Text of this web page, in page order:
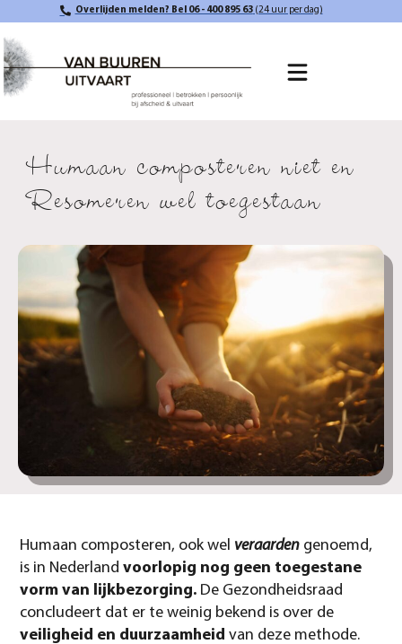
Overlijden melden? Bel 06 - 400 895 63(24 uur per dag)
Humaan composteren niet en
Resomeren wel toegestaan
Humaan composteren, ook wel veraarden genoemd,
is in Nederlandvoorlopig nog geen toegestane
vorm van lijkbezorging. De Gezondheidsraad
concludeert dat er te weinig bekend is over de
veiligheid en duurzaamheid van deze methode.